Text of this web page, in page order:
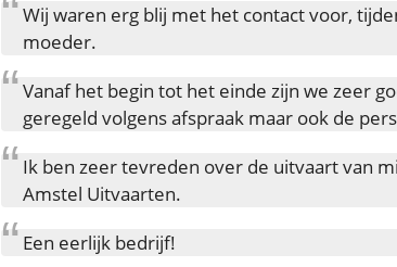
Wij waren erg blij met het contact voor,
moeder.
Vanaf het begin tot het einde zijn we zeer
geregeld volgens afspraak maar ook de
Ik ben zeer tevreden over de uitvaart van
Amstel Uitvaarten.
Een eerlijk bedrijf!